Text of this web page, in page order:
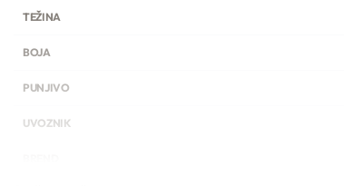
TEŽINA
BOJA
PUNJIVO
UVOZNIK